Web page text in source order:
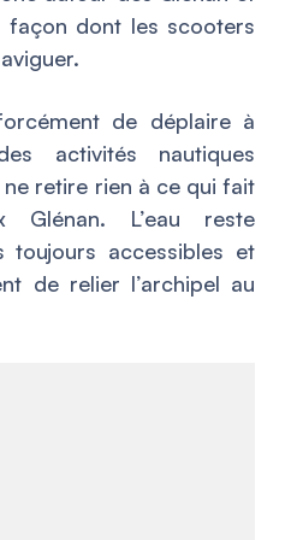
façon dont les scooters
de déplaire à
activités nautiques
retire rien à ce qui fait
Glénan. L’eau reste
toujours accessibles et
de relier l’archipel au